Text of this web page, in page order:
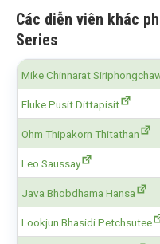
Các diễn viên khác
Series
Mike Chinnarat
Fluke Pusit Dittapisit
Ohm Thipakorn Thitathan
Leo Saussay
Java Bhobdhama Hansa
Lookjun Bhasidi Petchsutee